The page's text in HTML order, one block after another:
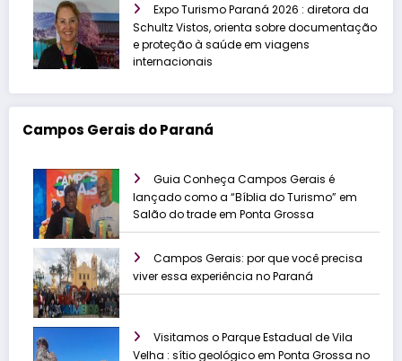
Expo Turismo Paraná 2026 : diretora da
Schultz Vistos, orienta sobre documentação
e proteção à saúde em viagens
internacionais
Campos Gerais do Paraná
Guia Conheça Campos Gerais é
lançado como a “Bíblia do Turismo” em
Salão do trade em Ponta Grossa
Campos Gerais: por que você precisa
viver essa experiência no Paraná
Visitamos o Parque Estadual de Vila
Velha : sítio geológico em Ponta Grossa no